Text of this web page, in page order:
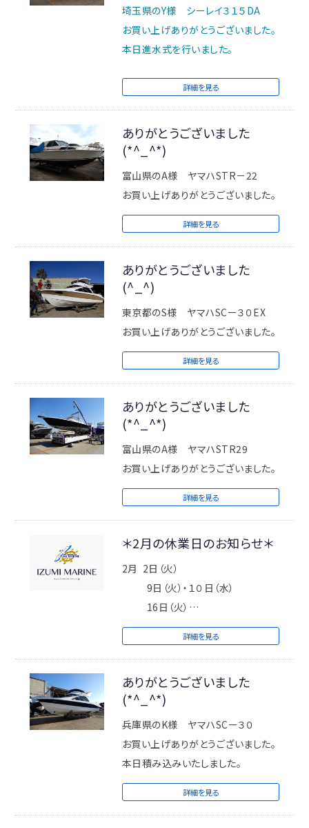
埼玉県のY様 シーレイ３１５DA
お買い上げありがとうございました。
本日進水式を行いました。
詳細を見る
ありがとうございました
(*^_^*)
富山県のA様 ヤマハSTR－22
お買い上げありがとうございました。
詳細を見る
ありがとうございました
(^_^)
東京都のS様 ヤマハSCー３０EX
お買い上げありがとうございました。
詳細を見る
ありがとうございました
(*^_^*)
富山県のA様 ヤマハSTR29
お買い上げありがとうございました。
詳細を見る
＊2月の休業日のお知らせ＊
2月 2日（火）
9日（火）・１０日（水）
16日（火）
23日（火）・２４日（水）
※定休日 毎週火曜日/第2週目・第4
休業日に出航されるメンバーの方は
月曜日17時までにご連絡お願いいた
します。
ご不便お掛け致しますが何卒宜しく
お願い致しますm(_ _)m
詳細を見る
ありがとうございました
(*^_^*)
兵庫県のK様 ヤマハSCー３０
お買い上げありがとうございました。
本日積み込みいたしました。
詳細を見る